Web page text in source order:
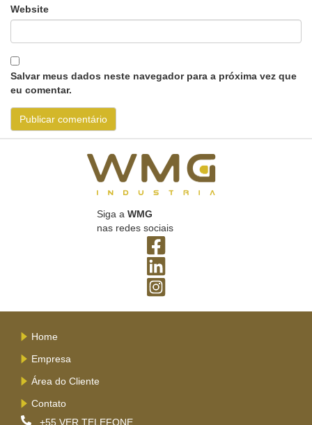
Website
Salvar meus dados neste navegador para a próxima vez que
eu comentar.
Siga a WMG
nas redes sociais
Home
Empresa
Área do Cliente
Contato
+55 VER TELEFONE